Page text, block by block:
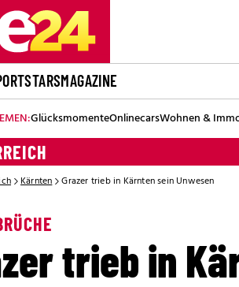
STARSMAGAZINE
GlücksmomenteOnlinecarsWohnen &
Kärnten Grazer trieb in Kärnten sein Unwesen
trieb in